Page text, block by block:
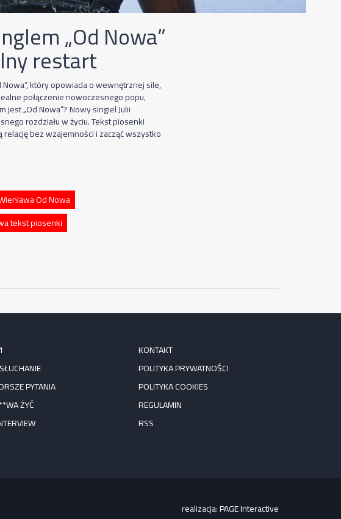
„Od Nowa”
restart
który opowiada o wewnętrznej sile,
połączenie nowoczesnego popu,
„Od Nowa”? Nowy singiel Julii
rozdziału w życiu. Tekst piosenki
bez wzajemności i zacząć wszystko
Od Nowa
tekst piosenki
PYTANIA
ŻYĆ
KONTAKT
POLITYKA PRYWATNOŚCI
POLITYKA COOKIES
REGULAMIN
RSS
realizacja:PAGE Interactive